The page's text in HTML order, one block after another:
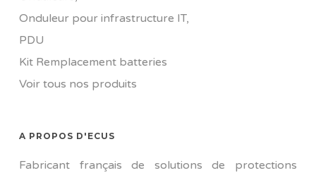
Onduleur pour infrastructure IT,
PDU
Kit Remplacement batteries
Voir tous nos produits
A PROPOS D'ECUS
Fabricant français de solutions de protections